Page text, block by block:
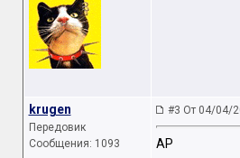
krugen
Передовик
Сообщения: 1093
#3 От 04/04/
AP